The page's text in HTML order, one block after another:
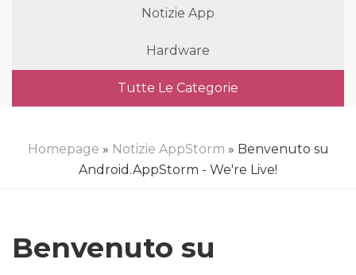
Notizie App
Hardware
Tutte Le Categorie
Homepage » Notizie AppStorm » Benvenuto su
Android.AppStorm - We're Live!
Benvenuto su